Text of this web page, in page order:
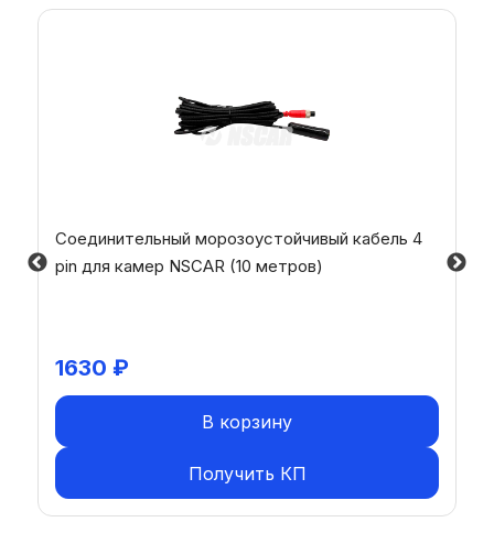
Соединительный морозоустойчивый кабель 4
pin для камер NSCAR (10 метров)
1630 ₽
В корзину
Получить КП